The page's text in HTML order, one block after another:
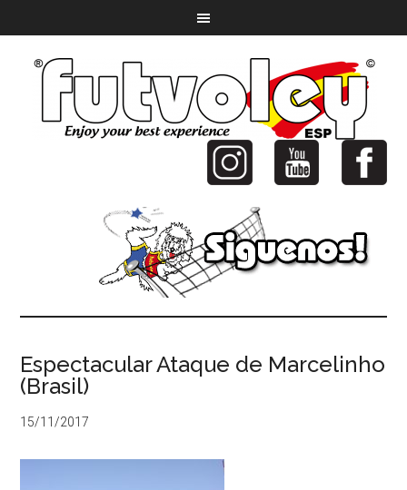
Espectacular Ataque de Marcelinho
(Brasil)
15/11/2017